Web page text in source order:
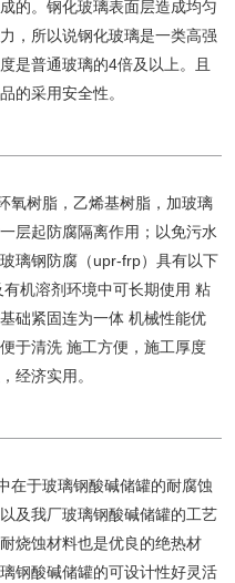
的。钢化玻璃表面层造成均匀
，所以说钢化玻璃是一类高强
是普通玻璃的4倍及以上。且
的采用安全性。
氧树脂，乙烯基树脂，加玻璃
层起防腐隔离作用；以免污水
璃钢防腐（upr-frp）具有以下
机溶剂环境中可长期使用 粘
础紧固连为一体 机械性能优
于清洗 施工方便，施工厚度
经济实用。
在于玻璃钢酸碱储罐的耐腐蚀
及我厂玻璃钢酸碱储罐的工艺
烧蚀材料也是优良的绝热材
钢酸碱储罐的可设计性好灵活